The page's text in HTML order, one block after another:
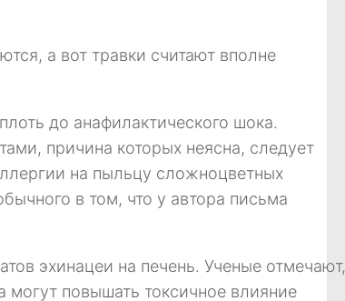
а вот травки считают вполне
до анафилактического шока.
причина которых неясна, следует
на пыльцу сложноцветных
в том, что у автора письма
эхинацеи на печень. Ученые отмечают,
могут повышать токсичное влияние